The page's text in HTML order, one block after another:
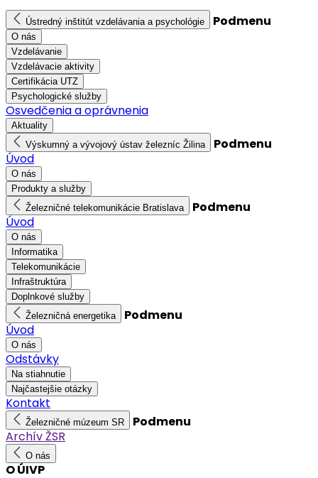
Ústredný inštitút vzdelávania a psychológie Podmenu
O nás
Vzdelávanie
Vzdelávacie aktivity
Certifikácia UTZ
Psychologické služby
Osvedčenia a oprávnenia
Aktuality
Výskumný a vývojový ústav železníc Žilina
Podmenu
Úvod
O nás
Produkty a služby
Železničné telekomunikácie Bratislava
Podmenu
Úvod
O nás
Informatika
Telekomunikácie
Infraštruktúra
Doplnkové služby
Železničná energetika
Podmenu
Úvod
O nás
Odstávky
Na stiahnutie
Najčastejšie otázky
Kontakt
Železničné múzeum SR
Podmenu
Archív ŽSR
O nás
O ÚIVP